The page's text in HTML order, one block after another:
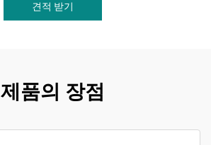
견적 받기
제품의 장점